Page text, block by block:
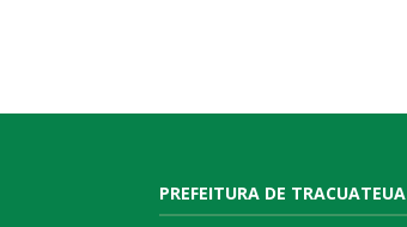
PREFEITURA DE TRACUATEUA